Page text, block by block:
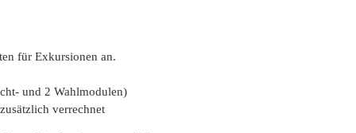
für Exkursionen an.
und 2 Wahlmodulen)
verrechnet